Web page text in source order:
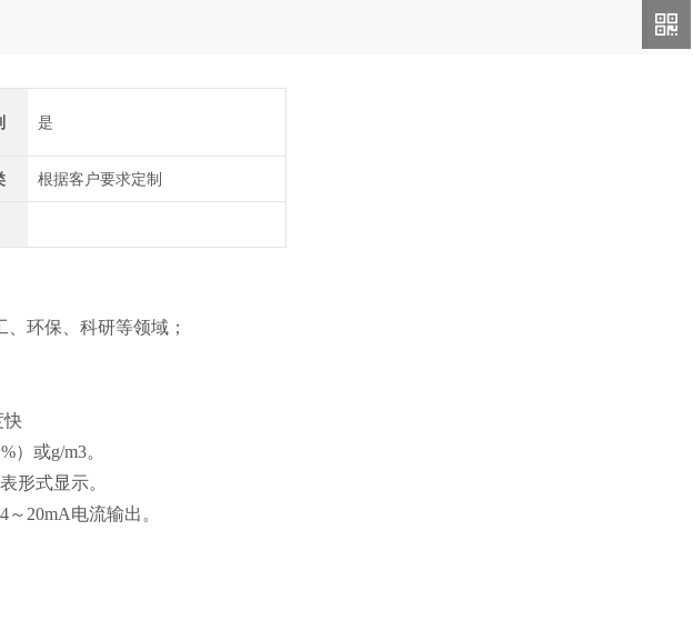
是
根据客户要求定制
环保、科研等领域；
快
或g/m3。
形式显示。
20mA电流输出。